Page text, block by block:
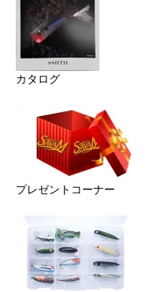
カタログ
プレゼントコーナー